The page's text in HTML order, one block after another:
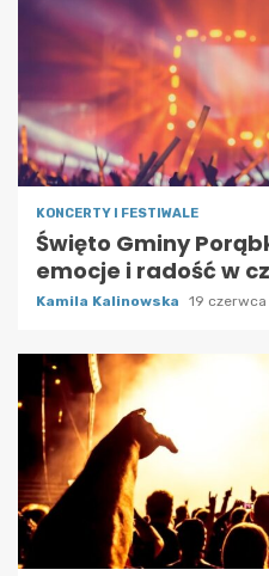
KONCERTY I FESTIWALE
Święto Gminy
emocje i radość w
Kamila Kalinowska 19